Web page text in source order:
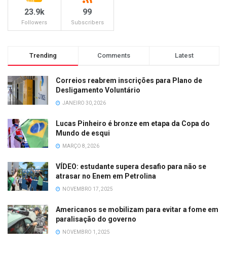
23.9k
Followers
99
Subscribers
Trending Comments Latest
Correios reabrem inscrições para Plano de
Desligamento Voluntário
JANEIRO 30, 2026
Lucas Pinheiro é bronze em etapa da Copa do
Mundo de esqui
MARÇO 8, 2026
VÍDEO: estudante supera desafio para não se
atrasar no Enem em Petrolina
NOVEMBRO 17, 2025
Americanos se mobilizam para evitar a fome em
paralisação do governo
NOVEMBRO 1, 2025